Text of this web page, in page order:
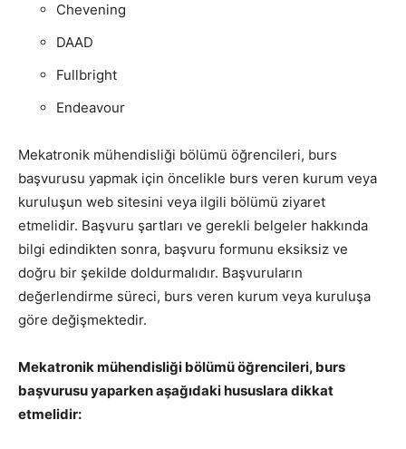
Chevening
DAAD
Fullbright
Endeavour
Mekatronik mühendisliği bölümü öğrencileri, burs
başvurusu yapmak için öncelikle burs veren kurum veya
kuruluşun web sitesini veya ilgili bölümü ziyaret
etmelidir. Başvuru şartları ve gerekli belgeler hakkında
bilgi edindikten sonra, başvuru formunu eksiksiz ve
doğru bir şekilde doldurmalıdır. Başvuruların
değerlendirme süreci, burs veren kurum veya kuruluşa
göre değişmektedir.
Mekatronik mühendisliği bölümü öğrencileri, burs
başvurusu yaparken aşağıdaki hususlara dikkat
etmelidir: